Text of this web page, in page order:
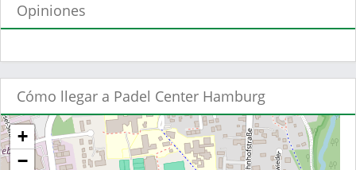
Opiniones
Cómo llegar a Padel Center Hamburg
+
−